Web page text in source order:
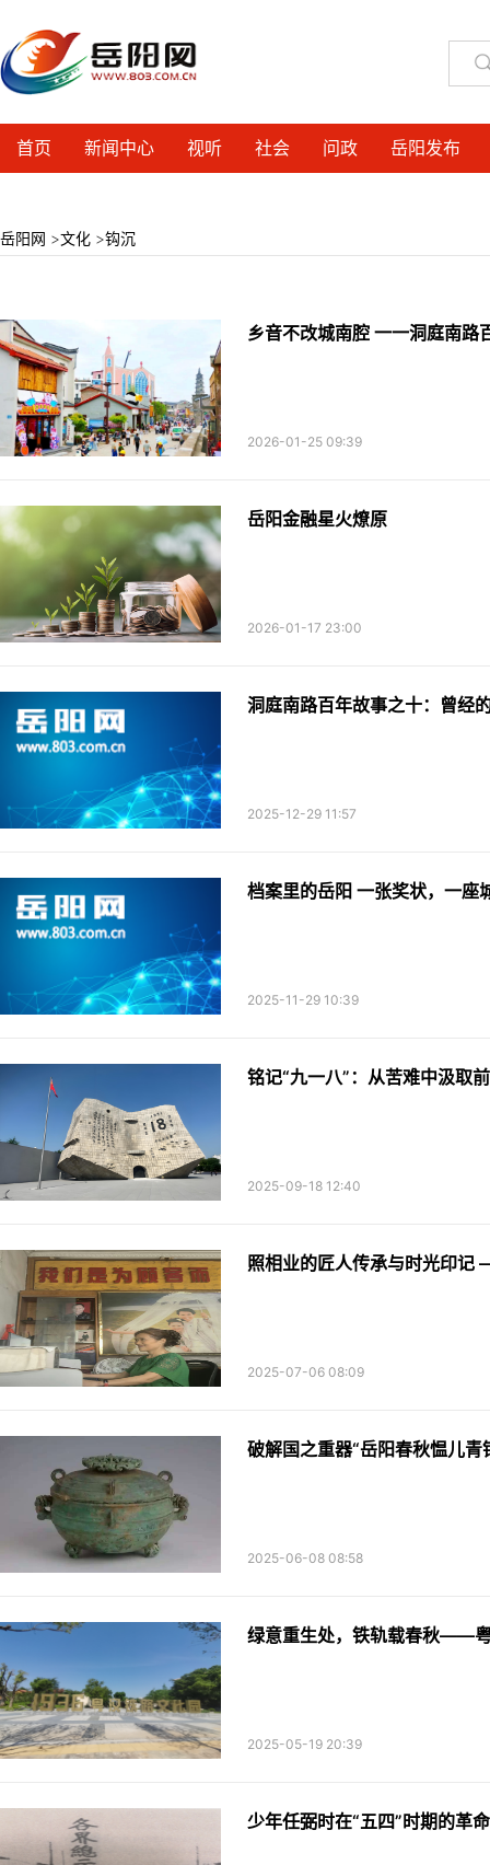
首页 新闻中心 视听 社会 问政 岳阳发布
岳阳网 >文化 >钩沉
乡音不改城南腔 一一洞庭南路
2026-01-25 09:39
岳阳金融星火燎原
2026-01-17 23:00
洞庭南路百年故事之十：曾经
2025-12-29 11:57
档案里的岳阳 一张奖状，一座
2025-11-29 10:39
铭记“九一八”：从苦难中汲取
2025-09-18 12:40
照相业的匠人传承与时光印
2025-07-06 08:09
破解国之重器“岳阳春秋愠儿青
2025-06-08 08:58
绿意重生处，铁轨载春秋——
2025-05-19 20:39
少年任弼时在“五四”时期的革